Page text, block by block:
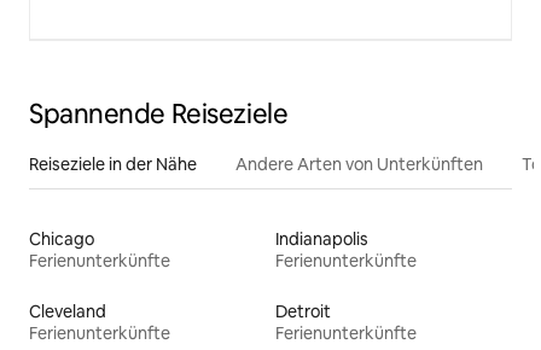
Spannende Reiseziele
Reiseziele in der Nähe Andere Arten von Unterkünften
Chicago
Ferienunterkünfte
Indianapolis
Ferienunterkünfte
Cleveland
Ferienunterkünfte
Detroit
Ferienunterkünfte